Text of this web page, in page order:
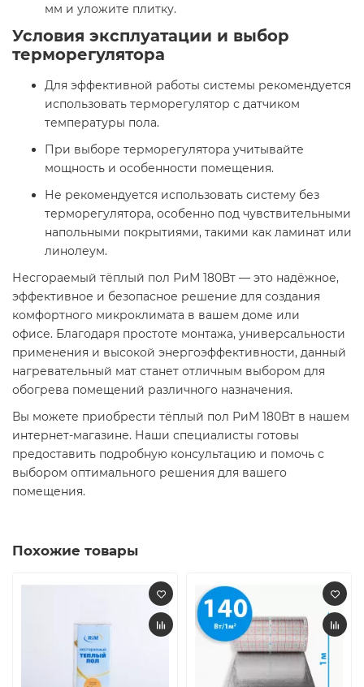
мм и уложите плитку.
Условия эксплуатации и выбор
терморегулятора
Для эффективной работы системы рекомендуется
использовать терморегулятор с датчиком
температуры пола.
При выборе терморегулятора учитывайте
мощность и особенности помещения.
Не рекомендуется использовать систему без
терморегулятора, особенно под чувствительными
напольными покрытиями, такими как ламинат или
линолеум.
Несгораемый тёплый пол РиМ 180Вт — это надёжное,
эффективное и безопасное решение для создания
комфортного микроклимата в вашем доме или
офисе. Благодаря простоте монтажа, универсальности
применения и высокой энергоэффективности, данный
нагревательный мат станет отличным выбором для
обогрева помещений различного назначения.
Вы можете приобрести тёплый пол РиМ 180Вт в нашем
интернет-магазине. Наши специалисты готовы
предоставить подробную консультацию и помочь с
выбором оптимального решения для вашего
помещения.
Похожие товары